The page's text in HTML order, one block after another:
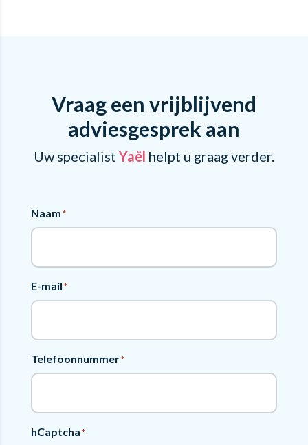
Vraag een vrijblijvend
adviesgesprek aan
Uw specialist Yaël helpt u graag verder.
Naam*
E-mail*
Telefoonnummer*
hCaptcha*